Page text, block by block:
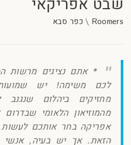
שבט אפריקאי
Roomers \ כפר סבא
* אתם נציגים מרשות
לכם משימה! יש
מחזיקים ביהלום
מהמוזיאון הלאומי
אפריקה בחר אותכם
הזאת. אך יש בעיה,